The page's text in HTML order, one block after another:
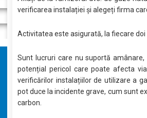
verificarea instalației și alegeți firma
Activitatea este asigurată, la fiecare
Sunt lucruri care nu suportă
potențial pericol care poate afecta
verificărilor instalațiilor de utilizare a
pot duce la incidente grave, cum sunt
carbon.